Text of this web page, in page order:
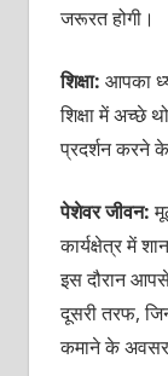
जरूरत होगी।
शिक्षा: आपका
शिक्षा में अच्छे
प्रदर्शन करने
पेशेवर जीवन:
कार्यक्षेत्र में
इस दौरान
दूसरी तरफ,
कमाने के